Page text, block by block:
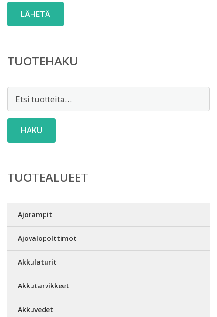
TUOTEHAKU
HAKU
TUOTEALUEET
Ajorampit
Ajovalopolttimot
Akkulaturit
Akkutarvikkeet
Akkuvedet